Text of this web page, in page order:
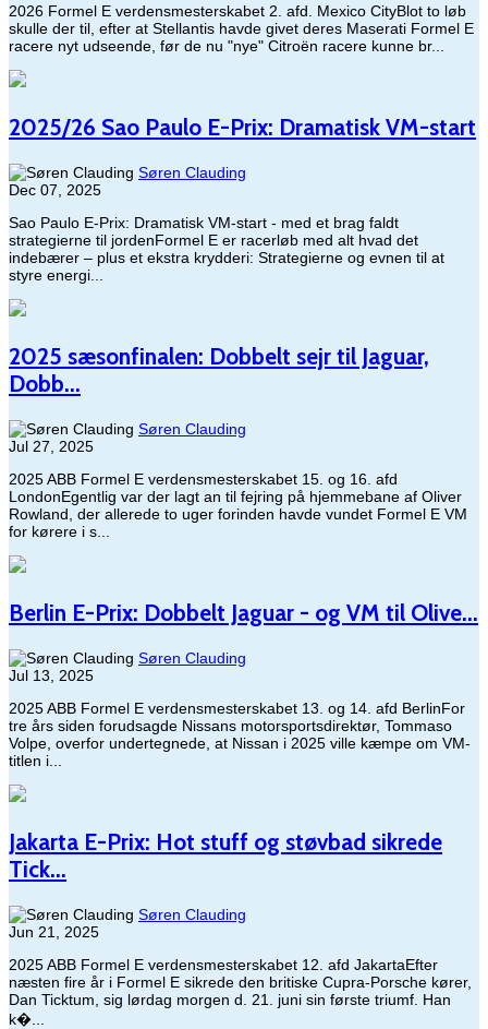
2026 Formel E verdensmesterskabet 2. afd. Mexico CityBlot to løb
skulle der til, efter at Stellantis havde givet deres Maserati Formel E
racere nyt udseende, før de nu "nye" Citroën racere kunne br...
2025/26 Sao Paulo E-Prix: Dramatisk VM-start
Søren Clauding
Dec 07, 2025
Sao Paulo E-Prix: Dramatisk VM-start - med et brag faldt
strategierne til jordenFormel E er racerløb med alt hvad det
indebærer – plus et ekstra krydderi: Strategierne og evnen til at
styre energi...
2025 sæsonfinalen: Dobbelt sejr til Jaguar,
Dobb...
Søren Clauding
Jul 27, 2025
2025 ABB Formel E verdensmesterskabet 15. og 16. afd
LondonEgentlig var der lagt an til fejring på hjemmebane af Oliver
Rowland, der allerede to uger forinden havde vundet Formel E VM
for kørere i s...
Berlin E-Prix: Dobbelt Jaguar - og VM til Olive...
Søren Clauding
Jul 13, 2025
2025 ABB Formel E verdensmesterskabet 13. og 14. afd BerlinFor
tre års siden forudsagde Nissans motorsportsdirektør, Tommaso
Volpe, overfor undertegnede, at Nissan i 2025 ville kæmpe om VM-
titlen i...
Jakarta E-Prix: Hot stuff og støvbad sikrede
Tick...
Søren Clauding
Jun 21, 2025
2025 ABB Formel E verdensmesterskabet 12. afd JakartaEfter
næsten fire år i Formel E sikrede den britiske Cupra-Porsche kører,
Dan Ticktum, sig lørdag morgen d. 21. juni sin første triumf. Han
k�...